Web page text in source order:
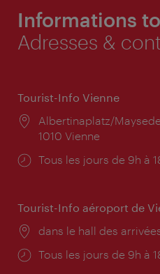
Informations
Adresses &
Tourist-Info Vienne
Lieu:
Albertinaplatz/
1010 Vienne
Horaires
Tous les jours de 9h à
Tourist-Info aéroport de
Lieu:
dans le hall des
Horaires
Tous les jours de 9h à